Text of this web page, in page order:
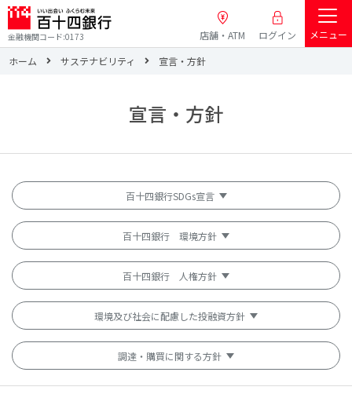
金融機関コード:0173 店舗・ATM ログイン
メニュー
ホーム
サステナビリティ 宣言・方針
宣言・方針
百十四銀行SDGs宣言
百十四銀行 環境方針
百十四銀行 人権方針
環境及び社会に配慮した投融資方針
調達・購買に関する方針